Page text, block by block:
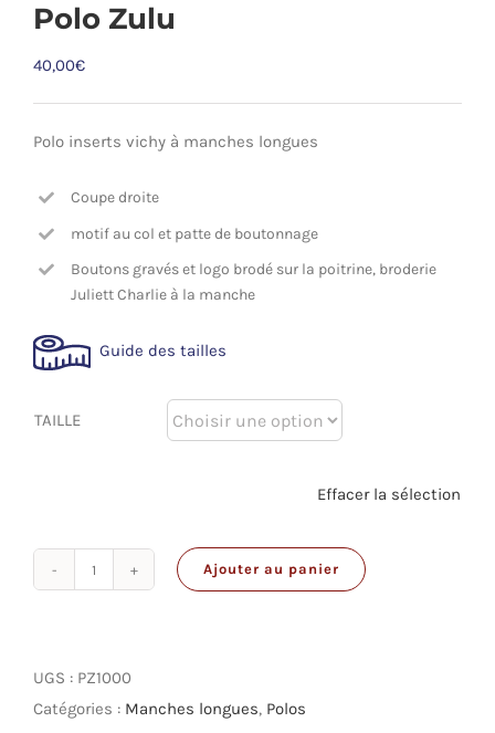
Polo Zulu
40,00€
Polo inserts vichy à manches longues
Coupe droite
motif au col et patte de boutonnage
Boutons gravés et logo brodé sur la poitrine, broderie
Juliett Charlie à la manche
Guide des tailles
TAILLE
Effacer la sélection
quantité
Zulu
Ajouter au panier
UGS : PZ1000
Catégories : Manches longues, Polos